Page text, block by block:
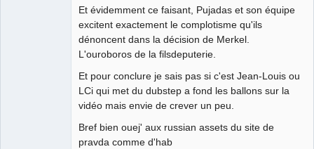
Et évidemment ce faisant, Pujadas et son équipe
excitent exactement le complotisme qu'ils
dénoncent dans la décision de Merkel.
L'ouroboros de la filsdeputerie.
Et pour conclure je sais pas si c'est Jean-Louis ou
LCi qui met du dubstep a fond les ballons sur la
vidéo mais envie de crever un peu.
Bref bien ouej' aux russian assets du site de
pravda comme d'hab